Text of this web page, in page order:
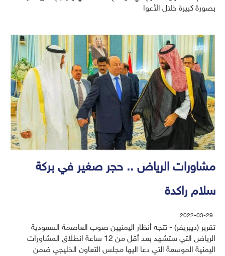
بصورة كبيرة خلال الأعوا
مشاورات الرياض .. حجر صغير في بركة
سلام راكدة
2022-03-29
تقرير (ديبريفر) - تتجه أنظار اليمنيين صوب العاصمة السعودية
الرياض التي ستشهد بعد أقل من 12 ساعة انطلاق المشاورات
اليمنية الموسعة التي دعا اليها مجلس التعاون الخليجي ضمن